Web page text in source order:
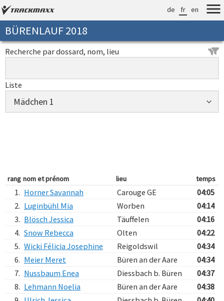
de fr en
BÜRENLAUF 2018
Recherche par dossard, nom, lieu
Liste
rang nom et prénom lieu temps
1. Horner Savannah Carouge GE
04:05
2. Luginbühl Mia Worben
04:14
3. Blösch Jessica Täuffelen
04:16
4. Snow Rebecca Olten
04:22
5. Wicki Félicia Josephine Reigoldswil
04:34
6. Meier Meret Büren an der Aare
04:34
7. Nussbaum Enea Diessbach b. Büren
04:37
8. Lehmann Noelia Büren an der Aare
04:38